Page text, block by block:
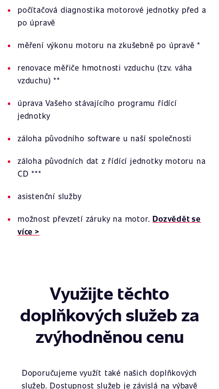
počítačová diagnostika motorové jednotky před a
po úpravě
měření výkonu motoru na zkušebně po úpravě *
renovace měřiče hmotnosti vzduchu (tzv. váha
vzduchu) **
úprava Vašeho stávajícího programu řídící
jednotky
záloha původního software u naší společnosti
záloha původních dat z řídící jednotky motoru na
CD ***
asistenční služby
možnost převzetí záruky na motor.Dozvědět se
více >
Využijte těchto
doplňkových služeb za
zvýhodněnou cenu
Doporučujeme využít také našich doplňkových
služeb. Dostupnost služeb je závislá na výbavě